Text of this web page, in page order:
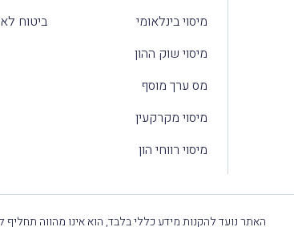
מיסוי בינלאומי
מיסוי שוק ההון
מס ערך מוסף
מיסוי מקרקעין
מיסוי רווחי הון
ביטוח
האתר נועד להקנות מידע כללי בלבד, הוא אינו מהווה תחליף